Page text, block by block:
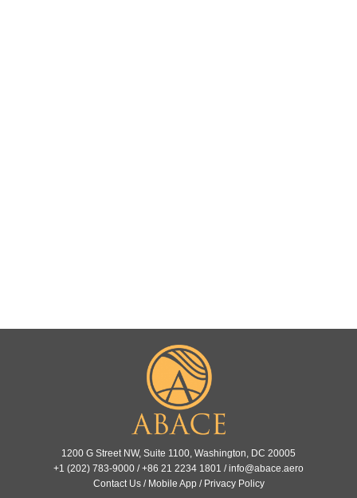
1200 G Street NW, Suite 1100, Washington, DC 20005
+1 (202) 783-9000 / +86 21 2234 1801 /info@abace.aero
Contact Us/ Mobile App/ Privacy Policy